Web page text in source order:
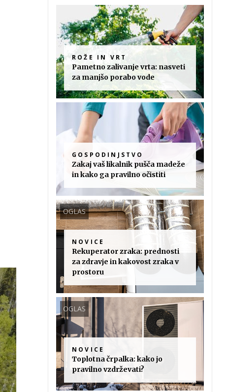
ROŽE IN VRT
Pametno zalivanje vrta: nasveti
za manjšo porabo vode
GOSPODINJSTVO
Zakaj vaš likalnik pušča madeže
in kako ga pravilno očistiti
OGLAS
NOVICE
Rekuperator zraka: prednosti
za zdravje in kakovost zraka v
prostoru
OGLAS
NOVICE
Toplotna črpalka: kako jo
pravilno vzdrževati?